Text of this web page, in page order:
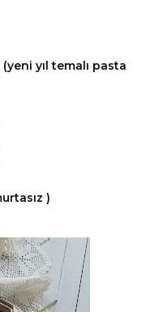
yıl temalı pasta
)